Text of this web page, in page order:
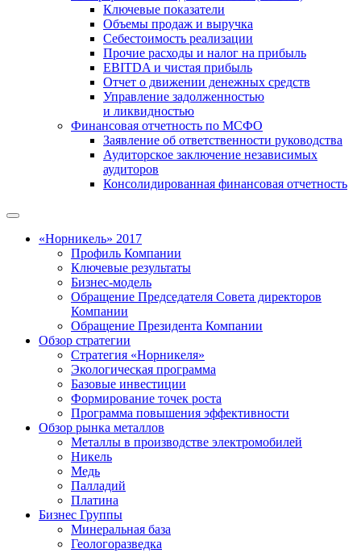
Ключевые показатели
Объемы продаж и выручка
Себестоимость реализации
Прочие расходы и налог на прибыль
EBITDA и чистая прибыль
Отчет о движении денежных средств
Управление задолженностью
и ликвидностью
Финансовая отчетность по МСФО
Заявление об ответственности руководства
Аудиторское заключение независимых
аудиторов
Консолидированная финансовая отчетность
«Норникель» 2017
Профиль Компании
Ключевые результаты
Бизнес-модель
Обращение Председателя Совета директоров
Компании
Обращение Президента Компании
Обзор стратегии
Стратегия «Норникеля»
Экологическая программа
Базовые инвестиции
Формирование точек роста
Программа повышения эффективности
Обзор рынка металлов
Металлы в производстве электромобилей
Никель
Медь
Палладий
Платина
Бизнес Группы
Минеральная база
Геологоразведка